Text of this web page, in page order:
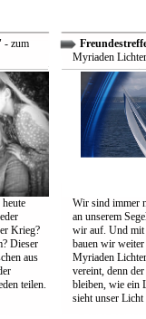
- zum
Krieg?
Dieser
aus
teilen.
Myriaden
Wir sind immer
an unserem
wir auf. Und mit
bauen wir
Myriaden
vereint, denn
bleiben, wie ein
sieht unser